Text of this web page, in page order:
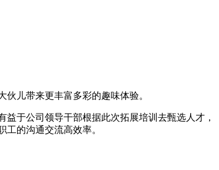
儿带来更丰富多彩的趣味体验。
于公司领导干部根据此次拓展培训去甄选人才，
的沟通交流高效率。